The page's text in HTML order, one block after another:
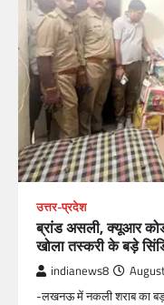
उत्तर-प्रदेश
ब्रांड असली, क्यूआर
खोला तस्करी के बड़े
indianews8
-लखनऊ में नकली शराब का